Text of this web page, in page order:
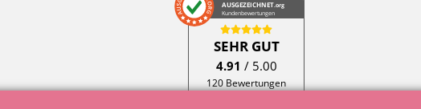
AUSGEZEICHNET .org
Kundenbewertungen
SEHR GUT
4.91 / 5.00
120 Bewertungen